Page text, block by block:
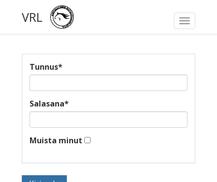
Toggle
VRL
Tunnus*
Salasana*
Muista minut